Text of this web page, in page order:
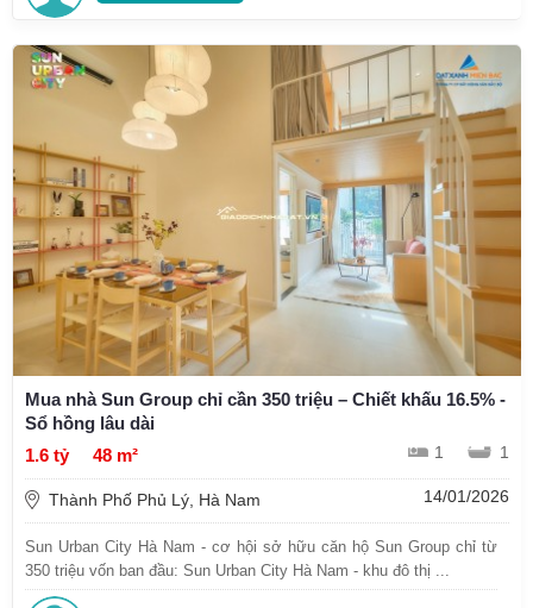
Mua nhà Sun Group chỉ cần 350 triệu – Chiết khấu 16.5% -
Sổ hồng lâu dài
1.6 tỷ
48 m² 1 1
Thành Phố Phủ Lý, Hà Nam 14/01/2026
Sun Urban City Hà Nam - cơ hội sở hữu căn hộ Sun Group chỉ từ
350 triệu vốn ban đầu: Sun Urban City Hà Nam - khu đô thị ...